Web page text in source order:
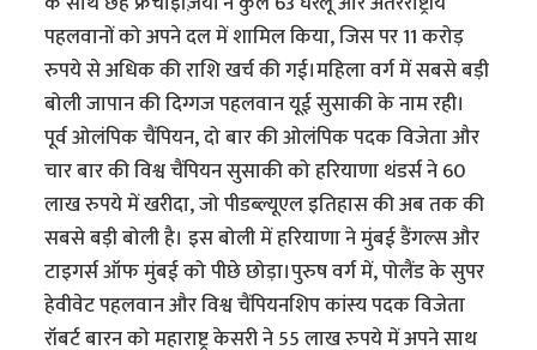
पहलवानों को अपने दल में शामिल किया, जिस पर 11 करोड़
रुपये से अधिक की राशि खर्च की गई।महिला वर्ग में सबसे बड़ी
बोली जापान की दिग्गज पहलवान यूई सुसाकी के नाम रही।
पूर्व ओलंपिक चैंपियन, दो बार की ओलंपिक पदक विजेता और
चार बार की विश्व चैंपियन सुसाकी को हरियाणा थंडर्स ने 60
लाख रुपये में खरीदा, जो पीडब्ल्यूएल इतिहास की अब तक की
सबसे बड़ी बोली है। इस बोली में हरियाणा ने मुंबई डैंगल्स और
टाइगर्स ऑफ मुंबई को पीछे छोड़ा।पुरुष वर्ग में, पोलैंड के सुपर
हेवीवेट पहलवान और विश्व चैंपियनशिप कांस्य पदक विजेता
रॉबर्ट बारन को महाराष्ट्र केसरी ने 55 लाख रुपये में अपने साथ